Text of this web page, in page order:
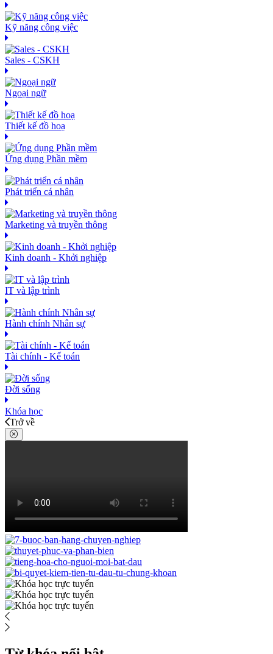
Kỹ năng công việc
Sales - CSKH
Ngoại ngữ
Thiết kế đồ hoạ
Ứng dụng Phần mềm
Phát triển cá nhân
Marketing và truyền thông
Kinh doanh - Khởi nghiệp
IT và lập trình
Hành chính Nhân sự
Tài chính - Kế toán
Đời sống
Khóa học
Trở về